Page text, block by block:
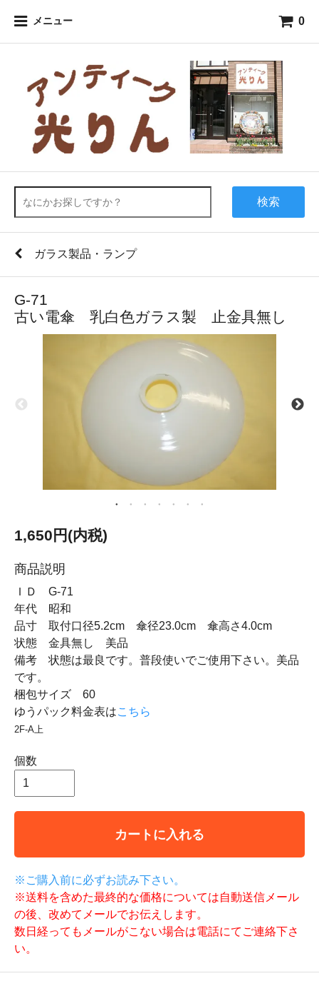
メニュー 0
検索
ガラス製品・ランプ
G-71
古い電傘 乳白色ガラス製 止金具無し
1,650円(内税)
商品説明
ＩＤ G-71
年代 昭和
品寸 取付口径5.2cm 傘径23.0cm 傘高さ4.0cm
状態 金具無し 美品
備考 状態は最良です。普段使いでご使用下さい。美品
です。
梱包サイズ 60
ゆうパック料金表はこちら
2F-A上
個数
カートに入れる
※ご購入前に必ずお読み下さい。
※送料を含めた最終的な価格については自動送信メール
の後、改めてメールでお伝えします。
数日経ってもメールがこない場合は電話にてご連絡下さ
い。